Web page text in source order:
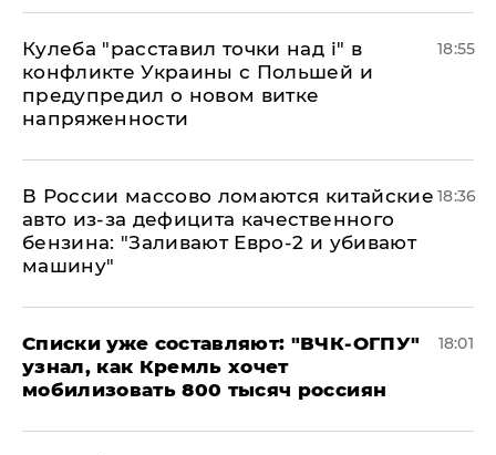
Кулеба "расставил точки над і" в
конфликте Украины с Польшей и
предупредил о новом витке
напряженности
18:55
В России массово ломаются китайские
авто из-за дефицита качественного
бензина: "Заливают Евро-2 и убивают
машину"
18:36
Списки уже составляют: "ВЧК-ОГПУ"
узнал, как Кремль хочет
мобилизовать 800 тысяч россиян
18:01